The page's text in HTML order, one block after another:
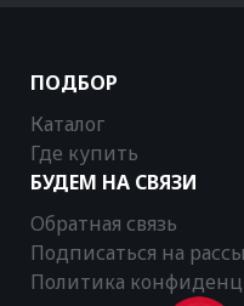
ПОДБОР
Каталог
Где купить
БУДЕМ НА СВЯЗИ
Обратная связь
Подписаться на
Политика